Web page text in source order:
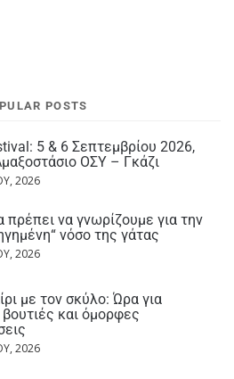
POSTS
5 & 6 Σεπτεμβρίου 2026,
ΟΣΥ – Γκάζι
2026
πρέπει να γνωρίζουμε για την
νόσο της γάτας
2026
με τον σκύλο: Ώρα για
βουτιές και όμορφες
2026